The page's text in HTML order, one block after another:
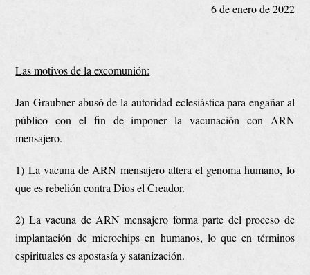
6 de enero de 2022
Las motivos de la excomunión:
Jan Graubner abusó de la autoridad eclesiástica para engañar al
público con el fin de imponer la vacunación con ARN
mensajero.
1) La vacuna de ARN mensajero altera el genoma humano, lo
que es rebelión contra Dios el Creador.
2) La vacuna de ARN mensajero forma parte del proceso de
implantación de microchips en humanos, lo que en términos
espirituales es apostasía y satanización.